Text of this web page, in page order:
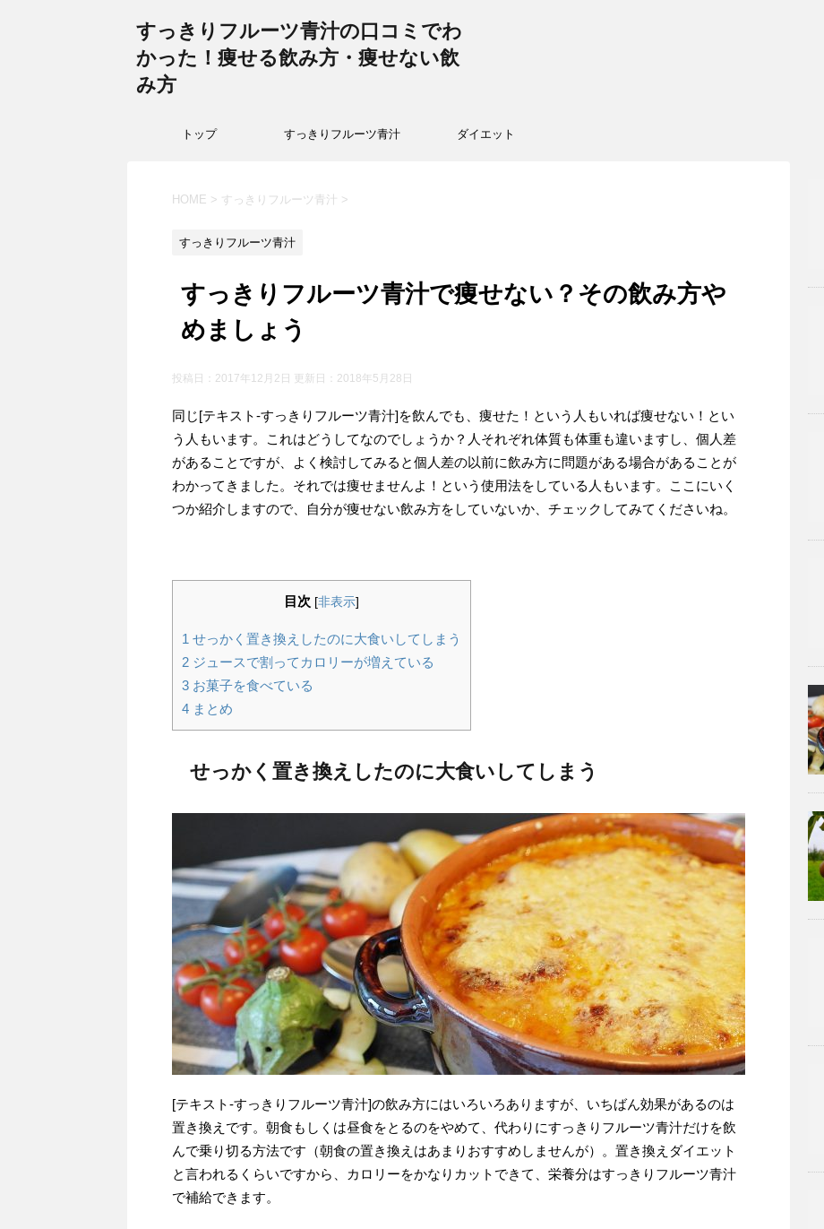
すっきりフルーツ青汁の口コミでわ
かった！痩せる飲み方・痩せない飲
み方
トップ すっきりフルーツ青汁 ダイエット
HOME > すっきりフルーツ青汁 >
すっきりフルーツ青汁
すっきりフルーツ青汁で痩せない？その飲み方や
めましょう
投稿日：2017年12月2日 更新日： 2018年5月28日
同じ[テキスト-すっきりフルーツ青汁]を飲んでも、痩せた！という人もいれば痩せない！とい
う人もいます。これはどうしてなのでしょうか？人それぞれ体質も体重も違いますし、個人差
があることですが、よく検討してみると個人差の以前に飲み方に問題がある場合があることが
わかってきました。それでは痩せませんよ！という使用法をしている人もいます。ここにいく
つか紹介しますので、自分が痩せない飲み方をしていないか、チェックしてみてくださいね。
目次 [非表示]
1 せっかく置き換えしたのに大食いしてしまう
2 ジュースで割ってカロリーが増えている
3 お菓子を食べている
4 まとめ
せっかく置き換えしたのに大食いしてしまう
[テキスト-すっきりフルーツ青汁]の飲み方にはいろいろありますが、いちばん効果があるのは
置き換えです。朝食もしくは昼食をとるのをやめて、代わりにすっきりフルーツ青汁だけを飲
んで乗り切る方法です（朝食の置き換えはあまりおすすめしませんが）。置き換えダイエット
と言われるくらいですから、カロリーをかなりカットできて、栄養分はすっきりフルーツ青汁
で補給できます。